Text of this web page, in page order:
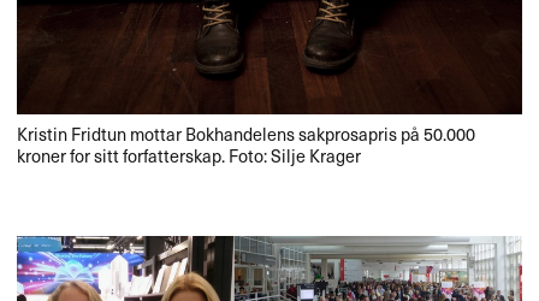
Kristin Fridtun mottar Bokhandelens sakprosapris på 50.000
kroner for sitt forfatterskap. Foto: Silje Krager